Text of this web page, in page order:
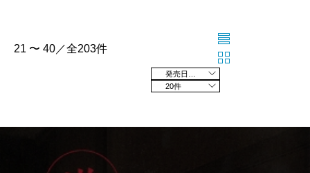
21 〜 40／全203件
20件